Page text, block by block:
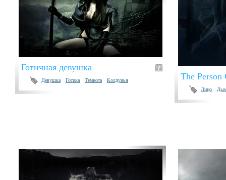
Готичная девушка
Девушка Готика Темнота Колдунья The
Лицо